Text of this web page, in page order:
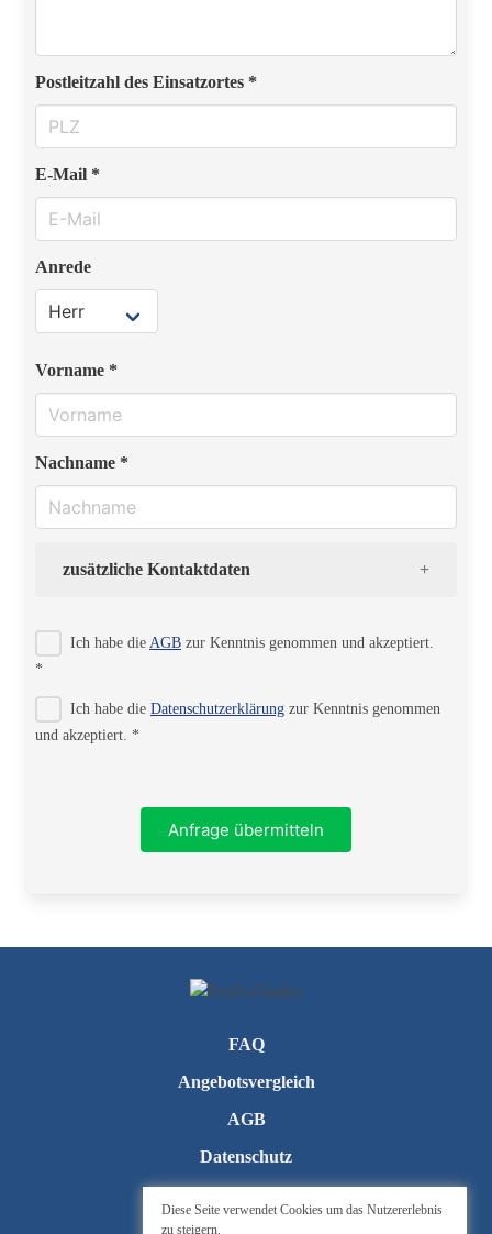
Postleitzahl des Einsatzortes *
E-Mail *
Anrede
Vorname *
Nachname *
zusätzliche Kontaktdaten
Ich habe die AGB zur Kenntnis genommen und akzeptiert.
*
Ich habe die Datenschutzerklärung zur Kenntnis genommen
und akzeptiert. *
Anfrage übermitteln
FAQ
Angebotsvergleich
AGB
Datenschutz
Diese Seite verwendet Cookies um das Nutzererlebnis
zu steigern.